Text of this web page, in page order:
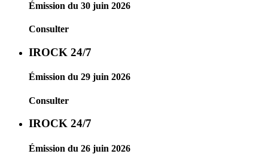
Émission du 30 juin 2026
Consulter
IROCK 24/7
Émission du 29 juin 2026
Consulter
IROCK 24/7
Émission du 26 juin 2026